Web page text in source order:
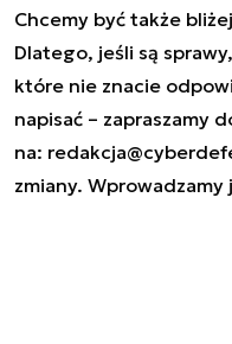
Chcemy być także
Dlatego, jeśli są
które nie znacie
napisać – zapraszamy
na:
zmiany. Wprowadzamy